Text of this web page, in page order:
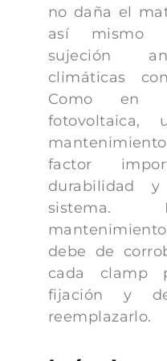
no daña el
así mismo
sujeción
climáticas
Como en
fotovoltaica,
factor
durabilidad
sistema.
debe de
cada clamp
fijación y
reemplazarlo.